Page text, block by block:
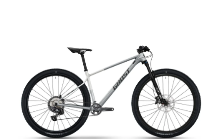
hviezdičiek.